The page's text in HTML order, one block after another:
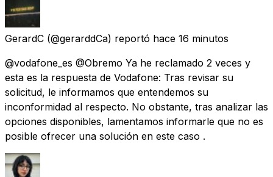
GerardC (@gerarddCa) reportó hace 16 minutos
@vodafone_es @Obremo Ya he reclamado 2 veces y
esta es la respuesta de Vodafone: Tras revisar su
solicitud, le informamos que entendemos su
inconformidad al respecto. No obstante, tras analizar las
opciones disponibles, lamentamos informarle que no es
posible ofrecer una solución en este caso .